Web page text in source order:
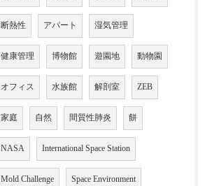
断熱性 アパート 湿気管理
健康管理 博物館 遊園地 動物園
オフィス 水族館 解剖室 ZEB
家庭 自然 間質性肺炎 餅
NASA International Space Station
Mold Challenge Space Environment